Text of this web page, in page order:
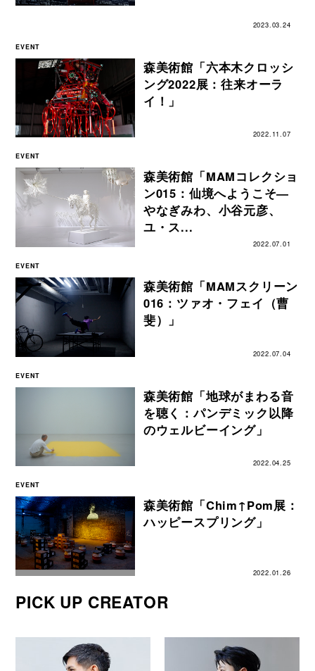
2023.03.24
EVENT
森美術館「六本木クロッシ
ング2022展：往来オーラ
イ！」
2022.11.07
EVENT
森美術館「MAMコレクショ
ン015：仙境へようこそ―
やなぎみわ、小谷元彦、
ユ・ス...
2022.07.01
EVENT
森美術館「MAMスクリーン
016：ツァオ・フェイ（曹
斐）」
2022.07.04
EVENT
森美術館「地球がまわる音
を聴く：パンデミック以降
のウェルビーイング」
2022.04.25
EVENT
森美術館「Chim↑Pom展：
ハッピースプリング」
2022.01.26
PICK UP CREATOR